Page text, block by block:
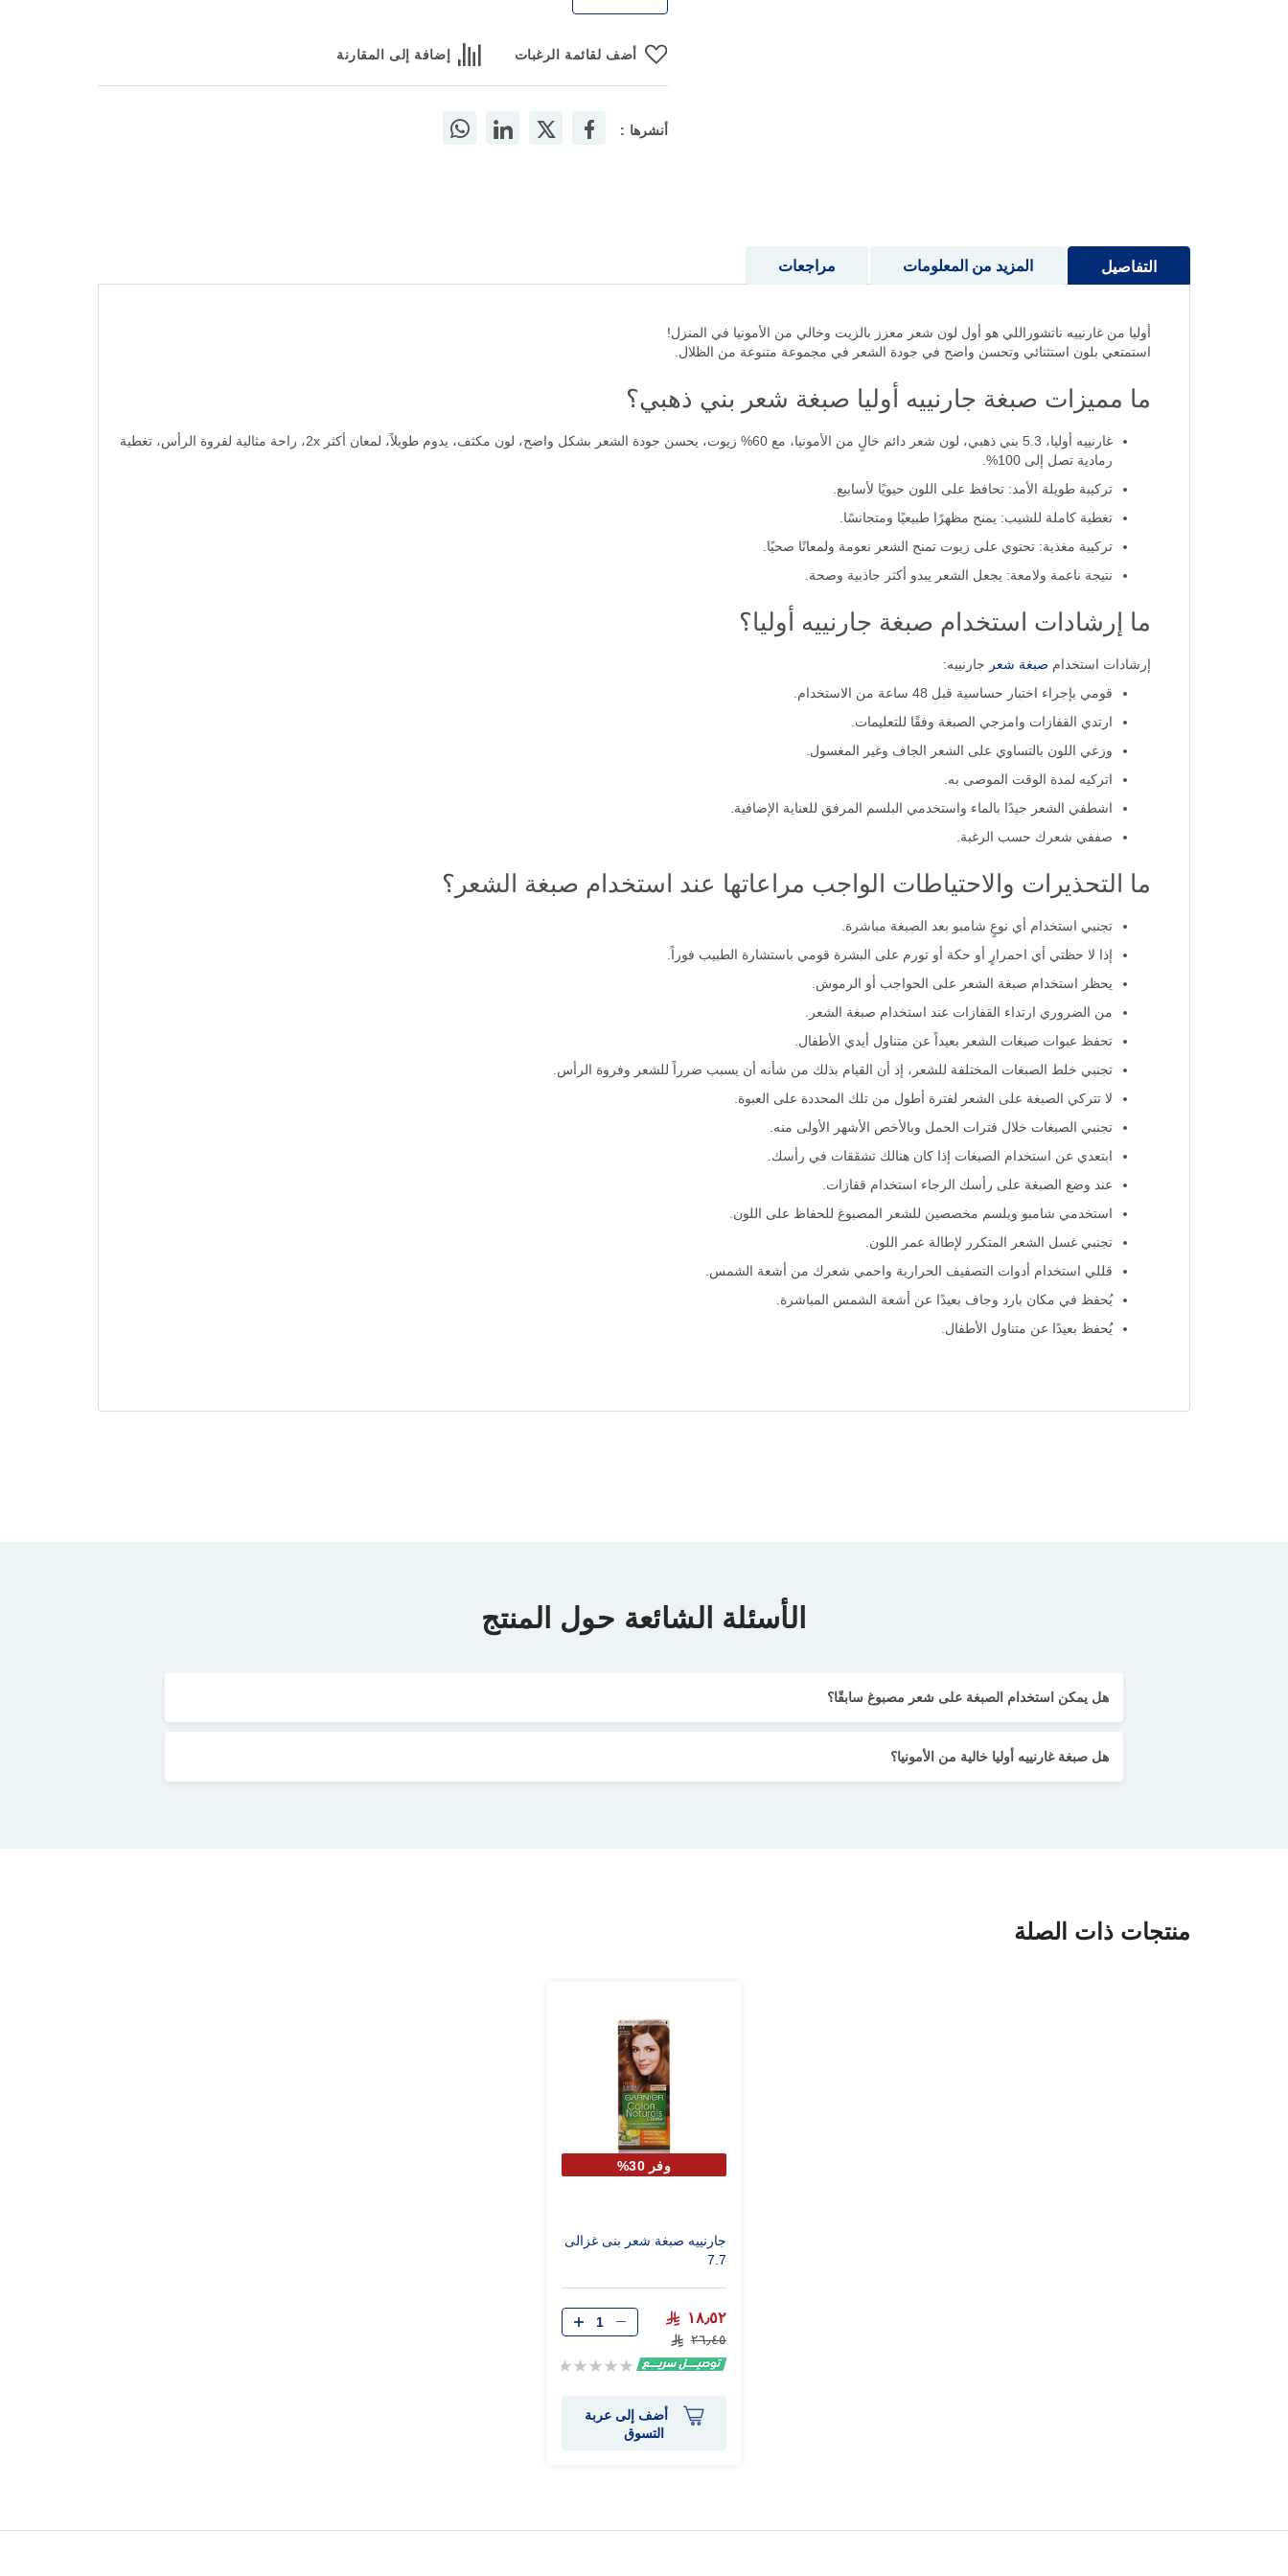
أضف لقائمة الرغبات إضافة إلى المقارنة
أنشرها :
التفاصيل
أوليا من غارنييه ناتشوراللي هو أول لون شعر معزز بالزيت وخالي من الأمونيا في المنزل!
استمتعي بلون استثنائي وتحسن واضح في جودة الشعر في مجموعة متنوعة من الظلال.
ما مميزات صبغة جارنييه أوليا صبغة شعر بني ذهبي؟
غارنييه أوليا، 5.3 بني ذهبي، لون شعر دائم خالٍ من الأمونيا، مع 60% زيوت، يحسن جودة الشعر بشكل واضح، لون مكثف، يدوم طويلاً، لمعان أكثر 2x، راحة مثالية لفروة الرأس، تغطية
رمادية تصل إلى 100%.
تركيبة طويلة الأمد: تحافظ على اللون حيويًا لأسابيع.
تغطية كاملة للشيب: يمنح مظهرًا طبيعيًا ومتجانسًا.
تركيبة مغذية: تحتوي على زيوت تمنح الشعر نعومة ولمعانًا صحيًا.
نتيجة ناعمة ولامعة: يجعل الشعر يبدو أكثر جاذبية وصحة.
ما إرشادات استخدام صبغة جارنييه أوليا؟
إرشادات استخدام صبغة شعر جارنييه:
قومي بإجراء اختبار حساسية قبل 48 ساعة من الاستخدام.
ارتدي القفازات وامزجي الصبغة وفقًا للتعليمات.
وزعي اللون بالتساوي على الشعر الجاف وغير المغسول.
اتركيه لمدة الوقت الموصى به.
اشطفي الشعر جيدًا بالماء واستخدمي البلسم المرفق للعناية الإضافية.
صففي شعرك حسب الرغبة.
ما التحذيرات والاحتياطات الواجب مراعاتها عند استخدام صبغة الشعر؟
تجنبي استخدام أي نوعٍ شامبو بعد الصبغة مباشرة.
إذا لا حظتي أي احمرارٍ أو حكة أو تورم على البشرة قومي باستشارة الطبيب فوراً.
يحظر استخدام صبغة الشعر على الحواجب أو الرموش.
من الضروري ارتداء القفازات عند استخدام صبغة الشعر.
تحفظ عبوات صبغات الشعر بعيداً عن متناول أيدي الأطفال.
تجنبي خلط الصبغات المختلفة للشعر، إذ أن القيام بذلك من شأنه أن يسبب ضرراً للشعر وفروة الرأس.
لا تتركي الصبغة على الشعر لفترة أطول من تلك المحددة على العبوة.
تجنبي الصبغات خلال فترات الحمل وبالأخص الأشهر الأولى منه.
ابتعدي عن استخدام الصبغات إذا كان هنالك تشققات في رأسك.
عند وضع الصبغة على رأسك الرجاء استخدام قفازات.
استخدمي شامبو وبلسم مخصصين للشعر المصبوغ للحفاظ على اللون.
تجنبي غسل الشعر المتكرر لإطالة عمر اللون.
قللي استخدام أدوات التصفيف الحرارية واحمي شعرك من أشعة الشمس.
يُحفظ في مكان بارد وجاف بعيدًا عن أشعة الشمس المباشرة.
يُحفظ بعيدًا عن متناول الأطفال.
المزيد من المعلومات مراجعات
الأسئلة الشائعة حول المنتج
هل يمكن استخدام الصبغة على شعر مصبوغ سابقًا؟
هل صبغة غارنييه أوليا خالية من الأمونيا؟
منتجات ذات الصلة
وفر 30%
جارنييه صبغة شعر بنى غزالى
7.7
١٨٫٥٢
٢٦٫٤٥
Rating:
أضف إلى عربة
التسوق